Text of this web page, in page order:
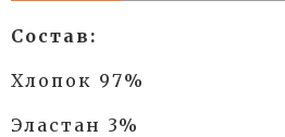
Состав:
Хлопок 97%
Эластан 3%